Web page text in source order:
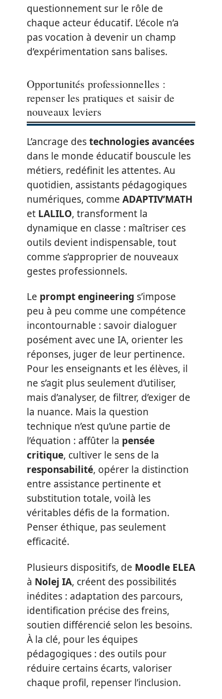
questionnement sur le rôle de
chaque acteur éducatif. L’école n’a
pas vocation à devenir un champ
d’expérimentation sans balises.
Opportunités professionnelles :
repenser les pratiques et saisir de
nouveaux leviers
L’ancrage destechnologies avancées
dans le monde éducatif bouscule les
métiers, redéfinit les attentes. Au
quotidien, assistants pédagogiques
numériques, comme ADAPTIV’MATH
et LALILO, transforment la
dynamique en classe : maîtriser ces
outils devient indispensable, tout
comme s’approprier de nouveaux
gestes professionnels.
Le prompt engineering s’impose
peu à peu comme une compétence
incontournable : savoir dialoguer
posément avec une IA, orienter les
réponses, juger de leur pertinence.
Pour les enseignants et les élèves, il
ne s’agit plus seulement d’utiliser,
mais d’analyser, de filtrer, d’exiger de
la nuance. Mais la question
technique n’est qu’une partie de
l’équation : affûter la pensée
critique, cultiver le sens de la
responsabilité, opérer la distinction
entre assistance pertinente et
substitution totale, voilà les
véritables défis de la formation.
Penser éthique, pas seulement
efficacité.
Plusieurs dispositifs, de Moodle ELEA
à Nolej IA, créent des possibilités
inédites : adaptation des parcours,
identification précise des freins,
soutien différencié selon les besoins.
À la clé, pour les équipes
pédagogiques : des outils pour
réduire certains écarts, valoriser
chaque profil, repenser l’inclusion.